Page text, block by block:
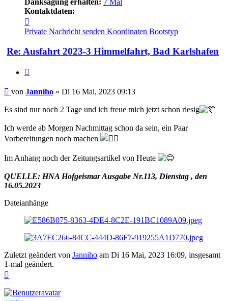
Danksagung erhalten: 7 Mal
Kontaktdaten:
von
Janniho
Private Nachricht senden Koordinaten Bootstyp
Re: Ausfahrt 2023-3 Himmelfahrt, Bad Karlshafen
Beitrag
von Janniho » Di 16 Mai, 2023 09:13
Es sind nur noch 2 Tage und ich freue mich jetzt schon riesig
Ich werde ab Morgen Nachmittag schon da sein, ein Paar
Vorbereitungen noch machen
Im Anhang noch der Zeitungsartikel von Heute
QUELLE: HNA Hofgeismar Ausgabe Nr.113, Dienstag , den
16.05.2023
Dateianhänge
Zuletzt geändert von Janniho am Di 16 Mai, 2023 16:09, insgesamt
1-mal geändert.